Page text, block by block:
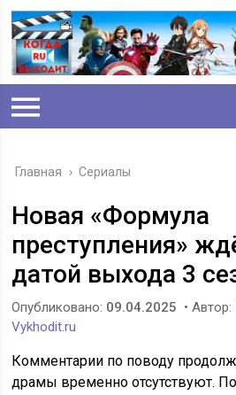
Главная › Сериалы
Новая «Формула
преступления»
датой выхода 3
Опубликовано: 09.04.2025 • Автор:
Vykhodit.ru
Комментарии по поводу
драмы временно отсутствуют.